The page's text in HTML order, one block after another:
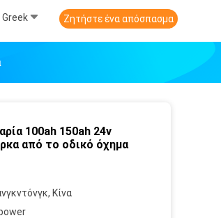
Greek Ζητήστε ένα απόσπασμα
100ah 150ah 24v
από το οδικό όχημα
Κίνα